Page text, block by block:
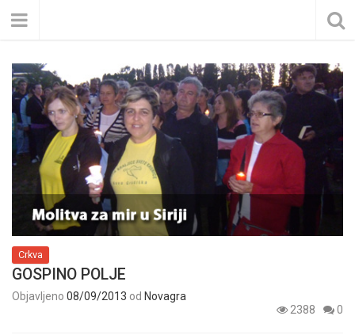
Crkva
GOSPINO POLJE
Objavljeno 08/09/2013 od Novagra
2388
0